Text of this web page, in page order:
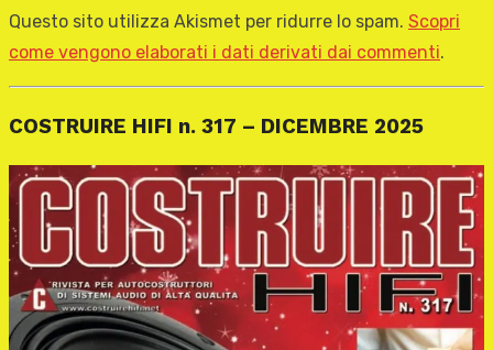
Questo sito utilizza Akismet per ridurre lo spam. Scopri
come vengono elaborati i dati derivati dai commenti.
COSTRUIRE HIFI n. 317 – DICEMBRE 2025